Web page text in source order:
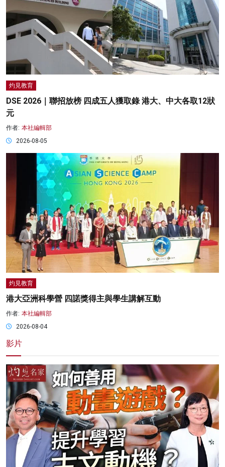
灼見教育
DSE 2026｜聯招放榜 四成五人獲取錄 港大、中大各取12狀
元
作者: 本社編輯部
2026-08-05
灼見教育
港大亞洲科學營 四諾獎得主與學生講解互動
作者: 本社編輯部
2026-08-04
影片